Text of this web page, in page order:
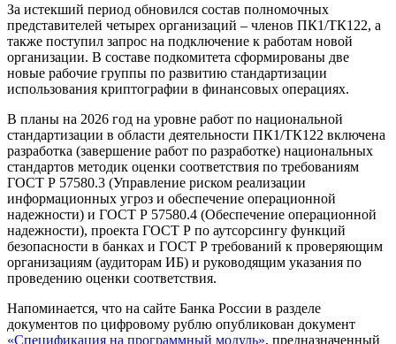
За истекший период обновился состав полномочных
представителей четырех организаций – членов ПК1/ТК122, а
также поступил запрос на подключение к работам новой
организации. В составе подкомитета сформированы две
новые рабочие группы по развитию стандартизации
использования криптографии в финансовых операциях.
В планы на 2026 год на уровне работ по национальной
стандартизации в области деятельности ПК1/ТК122 включена
разработка (завершение работ по разработке) национальных
стандартов методик оценки соответствия по требованиям
ГОСТ Р 57580.3 (Управление риском реализации
информационных угроз и обеспечение операционной
надежности) и ГОСТ Р 57580.4 (Обеспечение операционной
надежности), проекта ГОСТ Р по аутсорсингу функций
безопасности в банках и ГОСТ Р требований к проверяющим
организациям (аудиторам ИБ) и руководящим указания по
проведению оценки соответствия.
Напоминается, что на сайте Банка России в разделе
документов по цифровому рублю опубликован документ
«Спецификация на программный модуль», предназначенный